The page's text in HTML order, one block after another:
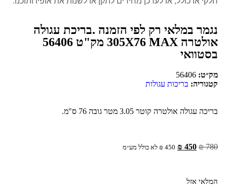
נגמר במלאי רק לפי הזמנה .בריכת עגולה
אולטרה 305X76 MAX מק"ט 56406
בסטוואי
מק״ט: 56406
קטגוריה: בריכות עגולות
בריכה עגולה אולטרה קוטר 3.05 מטר גובה 76 ס"מ.
₪780
₪ 450
₪ 450 לא כולל מע״מ
המלאי אזל